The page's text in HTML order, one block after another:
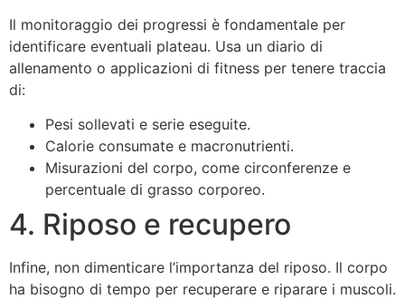
Il monitoraggio dei progressi è fondamentale per
identificare eventuali plateau. Usa un diario di
allenamento o applicazioni di fitness per tenere traccia
di:
Pesi sollevati e serie eseguite.
Calorie consumate e macronutrienti.
Misurazioni del corpo, come circonferenze e
percentuale di grasso corporeo.
4. Riposo e recupero
Infine, non dimenticare l’importanza del riposo. Il corpo
ha bisogno di tempo per recuperare e riparare i muscoli.